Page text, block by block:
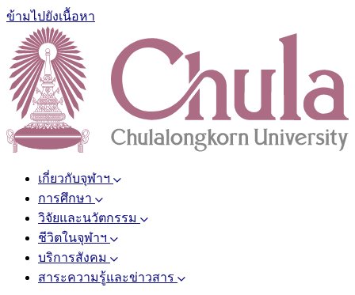
ข้ามไปยังเนื้อหา
เกี่ยวกับจุฬาฯ
การศึกษา
วิจัยและนวัตกรรม
ชีวิตในจุฬาฯ
บริการสังคม
สาระความรู้และข่าวสาร